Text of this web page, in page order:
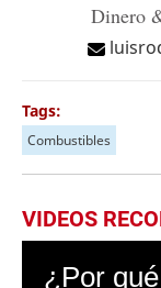
Dinero
Tags:
Combustibles
VIDEOS